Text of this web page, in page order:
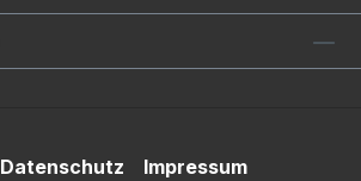
Datenschutz Impressum